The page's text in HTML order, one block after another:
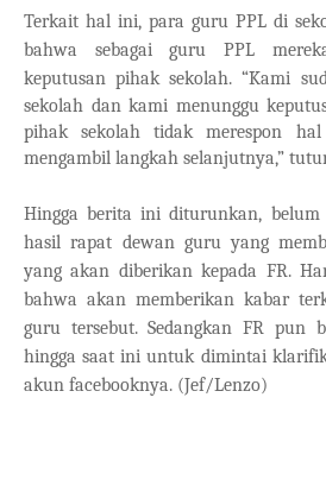
Terkait hal ini, para guru PPL di
bahwa sebagai guru PPL
keputusan pihak sekolah.“Kami
sekolah dan kami menunggu
pihak sekolah tidak merespon
mengambil langkah selanjutnya,”
Hingga berita ini diturunkan,
hasil rapat dewan guru yang
yang akan diberikan kepada FR.
bahwa akan memberikan kabar
guru tersebut. Sedangkan FR pun
hingga saat ini untuk dimintai
akun facebooknya. (Jef/Lenzo)